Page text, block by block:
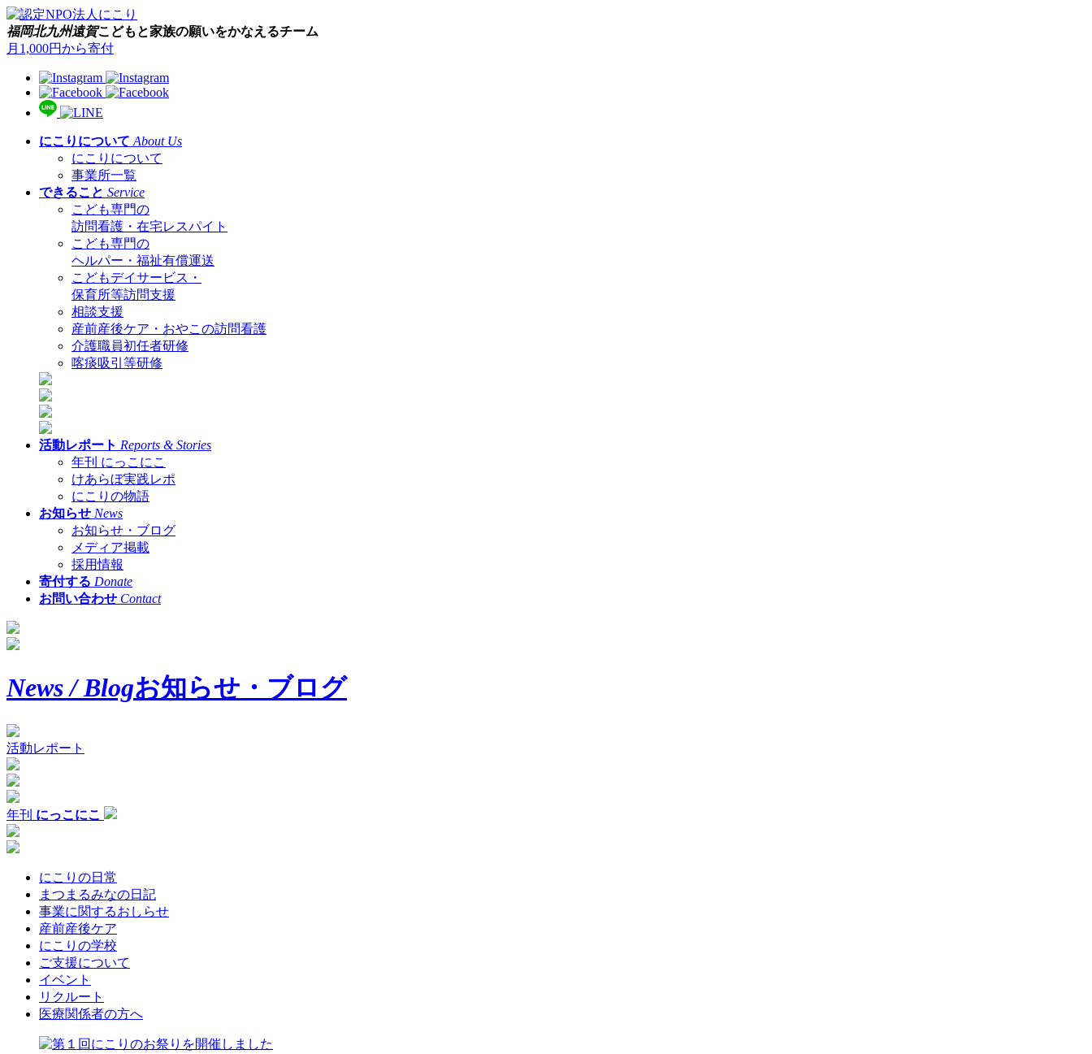
福岡北九州遠賀こどもと家族の願いをかなえるチーム
月1,000円から寄付
にこりについて About Us
にこりについて
事業所一覧
できること Service
こども専門の
訪問看護・在宅レスパイト
こども専門の
ヘルパー・福祉有償運送
こどもデイサービス・
保育所等訪問支援
相談支援
産前産後ケア・おやこの訪問看護
介護職員初任者研修
喀痰吸引等研修
活動レポート Reports & Stories
年刊 にっこにこ
けあらぼ実践レポ
にこりの物語
お知らせ News
お知らせ・ブログ
メディア掲載
採用情報
寄付する Donate
お問い合わせ Contact
News / Blogお知らせ・ブログ
活動レポート
年刊 にっこにこ
にこりの日常
まつまるみなの日記
事業に関するおしらせ
産前産後ケア
にこりの学校
ご支援について
イベント
リクルート
医療関係者の方へ